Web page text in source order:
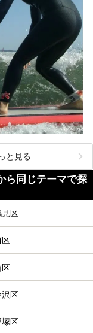
龍宮殿のPR記事です。
と見る
ら同じテーマで探
見区
区
沢区
塚区